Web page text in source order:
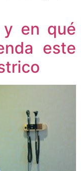
y en qué
este